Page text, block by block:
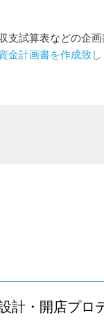
試算表などの企画
計画書を作成致し
計・開店プロ